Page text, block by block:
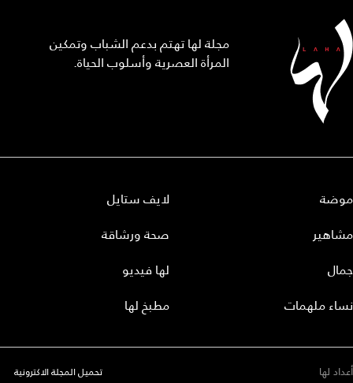
مجلة لها تهتم بدعم الشباب وتمكين
المرأة العصرية وأسلوب الحياة.
موضة
مشاهير
جمال
نساء ملهمات
لايف ستايل
صحة ورشاقة
لها فيديو
مطبخ لها
أعداد لها تحميل المجلة الاكترونية